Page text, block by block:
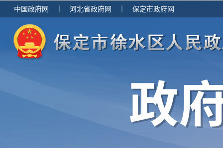
中国政府网 河北省政府网 保定市政府网